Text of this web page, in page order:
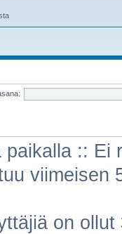
paikalla :: Ei
viimeisen
on ollut